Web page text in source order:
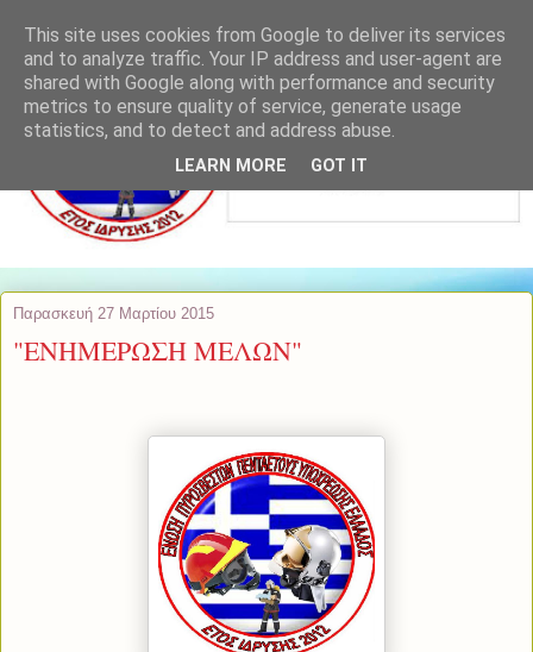
Παρασκευή 27 Μαρτίου 2015
"ΕΝΗΜΕΡΩΣΗ ΜΕΛΩΝ"
This site uses cookies from Google to deliver its services
and to analyze traffic. Your IP address and user-agent are
shared with Google along with performance and security
metrics to ensure quality of service, generate usage
statistics, and to detect and address abuse.
LEARN MORE GOT IT